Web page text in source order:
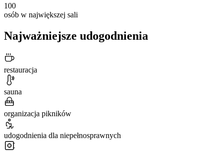
100
osób w największej sali
Najważniejsze udogodnienia
restauracja
sauna
organizacja pikników
udogodnienia dla niepełnosprawnych